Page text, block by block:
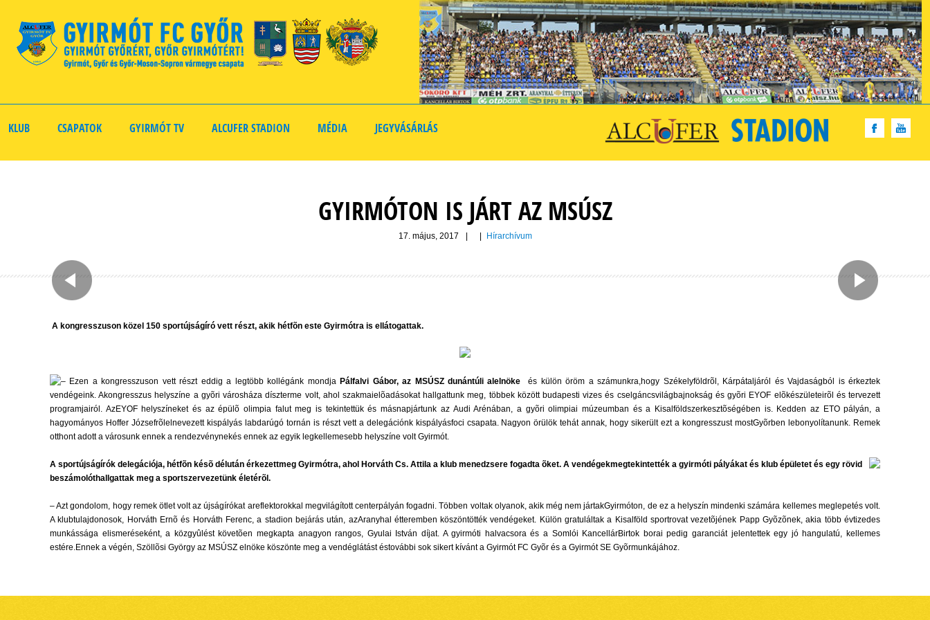
KLUB CSAPATOK GYIRMÓT TV ALCUFER STADION MÉDIA JEGYVÁSÁRLÁS
GYIRMÓTON IS JÁRT AZ MSÚSZ
17. május, 2017 Hírarchívum
A kongresszuson közel 150 sportújságíró vett részt, akik hétfõn este Gyirmótra is ellátogattak.
– Ezen a kongresszuson vett részt eddig a legtöbb kollégánk mondja Pálfalvi Gábor, az MSÚSZ dunántúli alelnöke  és külön öröm a számunkra,hogy Székelyföldrõl, Kárpátaljáról és Vajdaságból is érkeztek
vendégeink. Akongresszus helyszíne a gyõri városháza díszterme volt, ahol szakmaielõadásokat hallgattunk meg, többek között budapesti vizes és cselgáncsvilágbajnokság és gyõri EYOF elõkészületeirõl és tervezett
programjairól. AzEYOF helyszíneket és az épülõ olimpia falut meg is tekintettük és másnapjártunk az Audi Arénában, a gyõri olimpiai múzeumban és a Kisalföldszerkesztõségében is. Kedden az ETO pályán, a
hagyományos Hoffer Józsefrõlelnevezett kispályás labdarúgó tornán is részt vett a delegációnk kispályásfoci csapata. Nagyon örülök tehát annak, hogy sikerült ezt a kongresszust mostGyõrben lebonyolítanunk. Remek
otthont adott a városunk ennek a rendezvénynekés ennek az egyik legkellemesebb helyszíne volt Gyirmót.
A sportújságírók delegációja, hétfõn késõ délután érkezettmeg Gyirmótra, ahol Horváth Cs. Attila a klub menedzsere fogadta õket. A vendégekmegtekintették a gyirmóti pályákat és klub épületet és egy rövid
beszámolóthallgattak meg a sportszervezetünk életérõl.
– Azt gondolom, hogy remek ötlet volt az újságírókat areflektorokkal megvilágított centerpályán fogadni. Többen voltak olyanok, akik még nem jártakGyirmóton, de ez a helyszín mindenki számára kellemes meglepetés volt.
A klubtulajdonosok, Horváth Ernõ és Horváth Ferenc, a stadion bejárás után, azAranyhal étteremben köszöntötték vendégeket. Külön gratuláltak a Kisalföld sportrovat vezetõjének Papp Gyõzõnek, akia több évtizedes
munkássága elismeréseként, a közgyûlést követõen megkapta anagyon rangos, Gyulai István díjat. A gyirmóti halvacsora és a Somlói KancellárBirtok borai pedig garanciát jelentettek egy jó hangulatú, kellemes
estére.Ennek a végén, Szöllõsi György az MSÚSZ elnöke köszönte meg a vendéglátást éstovábbi sok sikert kívánt a Gyirmót FC Gyõr és a Gyirmót SE Gyõrmunkájához.